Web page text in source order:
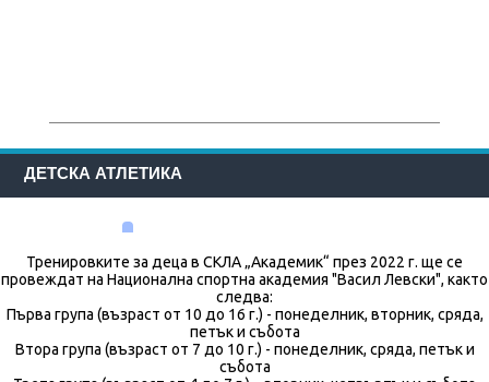
ДЕТСКА АТЛЕТИКА
Тренировките за деца в СКЛА „Академик“ през 2022 г. ще се
провеждат на Национална спортна академия "Васил Левски", както
следва:
Първа група (възраст от 10 до 16 г.) - понеделник, вторник, сряда,
петък и събота
Втора група (възраст от 7 до 10 г.) - понеделник, сряда, петък и
събота